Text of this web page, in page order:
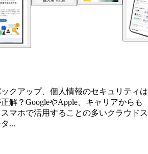
よりセキュリティレベルの高い「個人用
意。指紋、顔認証、SMSコードなどで
、身分証明書なども安全に保管できる
プライム会員（月額600円）なら無料で
用のオンラインストレージ「Amazon
画像を無制限で保存できる神サービス
クアップ、個人情報のセキュリティは
解？GoogleやApple、キャリアからも
マホで活用することの多いクラウドス
...